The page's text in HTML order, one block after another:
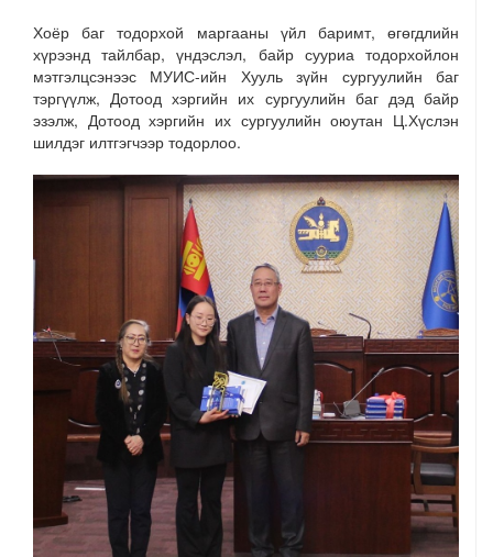
Хоёр баг тодорхой маргааны үйл баримт, өгөгдлийн
хүрээнд тайлбар, үндэслэл, байр сууриа тодорхойлон
мэтгэлцсэнээс МУИС-ийн Хууль зүйн сургуулийн баг
тэргүүлж, Дотоод хэргийн их сургуулийн баг дэд байр
эзэлж, Дотоод хэргийн их сургуулийн оюутан Ц.Хүслэн
шилдэг илтгэгчээр тодорлоо.